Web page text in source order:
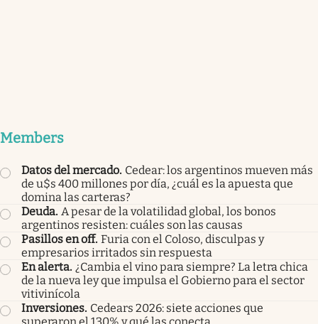
Members
Datos del mercado. Cedear: los argentinos mueven más
de u$s 400 millones por día, ¿cuál es la apuesta que
domina las carteras?
Deuda. A pesar de la volatilidad global, los bonos
argentinos resisten: cuáles son las causas
Pasillos en off. Furia con el Coloso, disculpas y
empresarios irritados sin respuesta
En alerta. ¿Cambia el vino para siempre? La letra chica
de la nueva ley que impulsa el Gobierno para el sector
vitivinícola
Inversiones. Cedears 2026: siete acciones que
superaron el 130% y qué las conecta